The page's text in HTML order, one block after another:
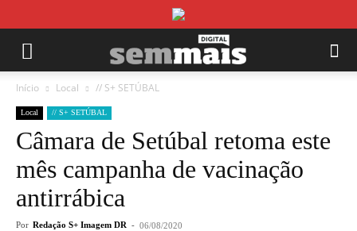
Início Local // S+ SETÚBAL
Local // S+ SETÚBAL
Câmara de Setúbal retoma este
mês campanha de vacinação
antirrábica
Por Redação S+ Imagem DR - 06/08/2020